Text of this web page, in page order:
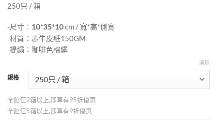
250只 / 箱
-尺寸： 10*35*10cm / 寬*高*側寬
-材質：赤牛皮紙150GM
-提繩：咖啡色棉繩
規格
清除
全館任2箱以上,即享有95折優惠
全館任5箱以上,即享有9折優惠